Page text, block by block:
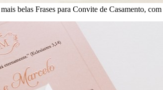
belas Frases para Convite de Casamento,